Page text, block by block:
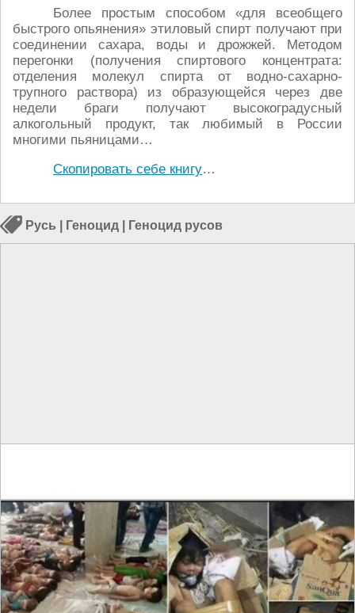
Более простым способом «для всеобщего
быстрого опьянения» этиловый спирт получают при
соединении сахара, воды и дрожжей. Методом
перегонки (получения спиртового концентрата:
отделения молекул спирта от водно-сахарно-
трупного раствора) из образующейся через две
недели браги получают высокоградусный
алкогольный продукт, так любимый в России
многими пьяницами…
Скопировать себе книгу…
Русь Геноцид Геноцид русов